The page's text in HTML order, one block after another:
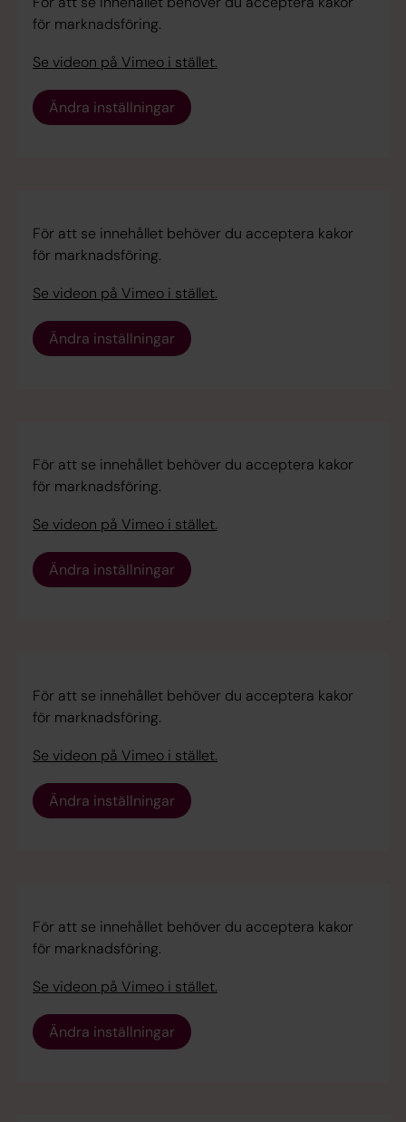
för marknadsföring.
Se videon på Vimeo i stället.
Ändra inställningar
För att se innehållet behöver du acceptera kakor
för marknadsföring.
Se videon på Vimeo i stället.
Ändra inställningar
För att se innehållet behöver du acceptera kakor
för marknadsföring.
Se videon på Vimeo i stället.
Ändra inställningar
För att se innehållet behöver du acceptera kakor
för marknadsföring.
Se videon på Vimeo i stället.
Ändra inställningar
För att se innehållet behöver du acceptera kakor
för marknadsföring.
Se videon på Vimeo i stället.
Ändra inställningar